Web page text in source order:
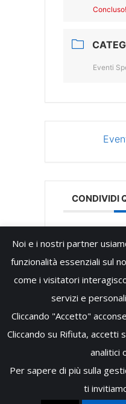
Concluso!
Eventi
CONDIVIDI
Copyright © 2026 - Club
d'Oro Palermo - P.Iva:
Noi e i nostri partner
funzionalità essenziali sul
come i visitatori
servizi e
Cliccando "Accetto"
Cliccando su Rifiuta, accetti
analitici
Per sapere di più sulla
ti